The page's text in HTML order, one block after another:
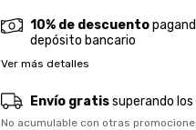
10% de descuento
depósito bancario
Ver más detalles
Envío gratissuperando los
No acumulable con otras